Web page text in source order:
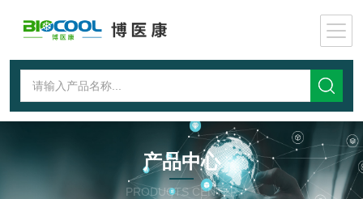
产品中心
PRODUCTS CENTER